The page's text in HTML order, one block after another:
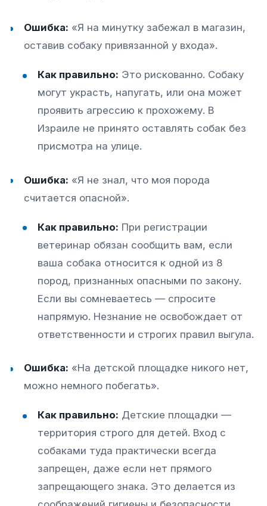
Ошибка: «Я на минутку забежал в магазин,
оставив собаку привязанной у входа».
Как правильно: Это рискованно. Собаку
могут украсть, напугать, или она может
проявить агрессию к прохожему. В
Израиле не принято оставлять собак без
присмотра на улице.
Ошибка: «Я не знал, что моя порода
считается опасной».
Как правильно: При регистрации
ветеринар обязан сообщить вам, если
ваша собака относится к одной из 8
пород, признанных опасными по закону.
Если вы сомневаетесь — спросите
напрямую. Незнание не освобождает от
ответственности и строгих правил выгула.​
Ошибка: «На детской площадке никого нет,
можно немного побегать».
Как правильно: Детские площадки —
территория строго для детей. Вход с
собаками туда практически всегда
запрещен, даже если нет прямого
запрещающего знака. Это делается из